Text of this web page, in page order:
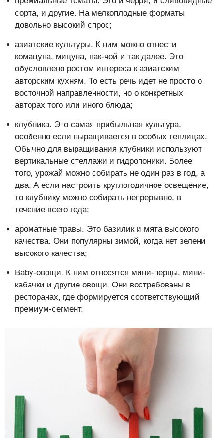
сорта, и другие. На мелкоплодные форматы
довольно высокий спрос;
азиатские культуры. К ним можно отнести
комацуна, мицуна, пак-чой и так далее. Это
обусловлено ростом интереса к азиатским
авторским кухням. То есть речь идет не просто о
восточной направленности, но о конкретных
авторах того или иного блюда;
клубника. Это самая прибыльная культура,
особенно если выращивается в особых теплицах.
Обычно для выращивания клубники используют
вертикальные стеллажи и гидропоники. Более
того, урожай можно собирать не один раз в год, а
два. А если настроить круглогодичное освещение,
то клубнику можно собирать непрерывно, в
течение всего года;
ароматные травы. Это базилик и мята высокого
качества. Они популярны зимой, когда нет зелени
высокого качества;
Baby-овощи. К ним относятся мини-перцы, мини-
кабачки и другие овощи. Они востребованы в
ресторанах, где формируется соответствующий
премиум-сегмент.